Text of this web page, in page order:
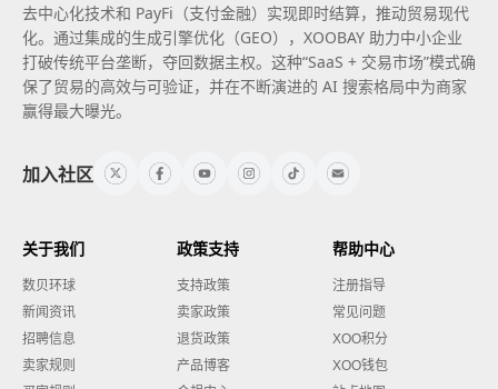
去中心化技术和 PayFi（支付金融）实现即时结算，推动贸易现代
化。通过集成的生成引擎优化（GEO），XOOBAY 助力中小企业
打破传统平台垄断，夺回数据主权。这种“SaaS + 交易市场”模式确
保了贸易的高效与可验证，并在不断演进的 AI 搜索格局中为商家
赢得最大曝光。
加入社区
关于我们
数贝环球
新闻资讯
招聘信息
卖家规则
政策支持
支持政策
卖家政策
退货政策
产品博客
帮助中心
注册指导
常见问题
XOO积分
XOO钱包